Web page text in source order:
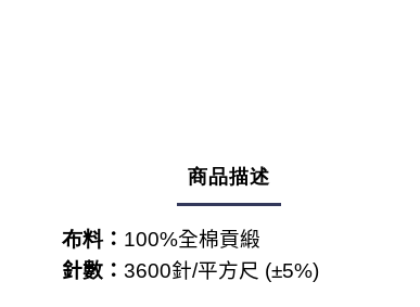
商品描述
布料： 100%全棉貢緞
針數： 3600針/平方尺 (±5%)